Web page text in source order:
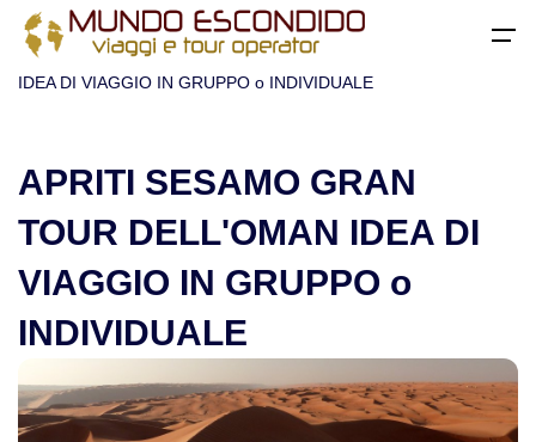
All filters
Menu
Destinazioni
Torna
Africa
Viaggi in Algeria
Viaggi in Egitto
Viaggi di gruppo
Viaggi su misura
Viaggi avventura nuove tendenze
Home Oman> APRITI SESAMO GRAN TOUR DELL'OMAN
IDEA DI VIAGGIO IN GRUPPO o INDIVIDUALE
APRITI SESAMO GRAN
TOUR DELL'OMAN IDEA DI
VIAGGIO IN GRUPPO o
INDIVIDUALE